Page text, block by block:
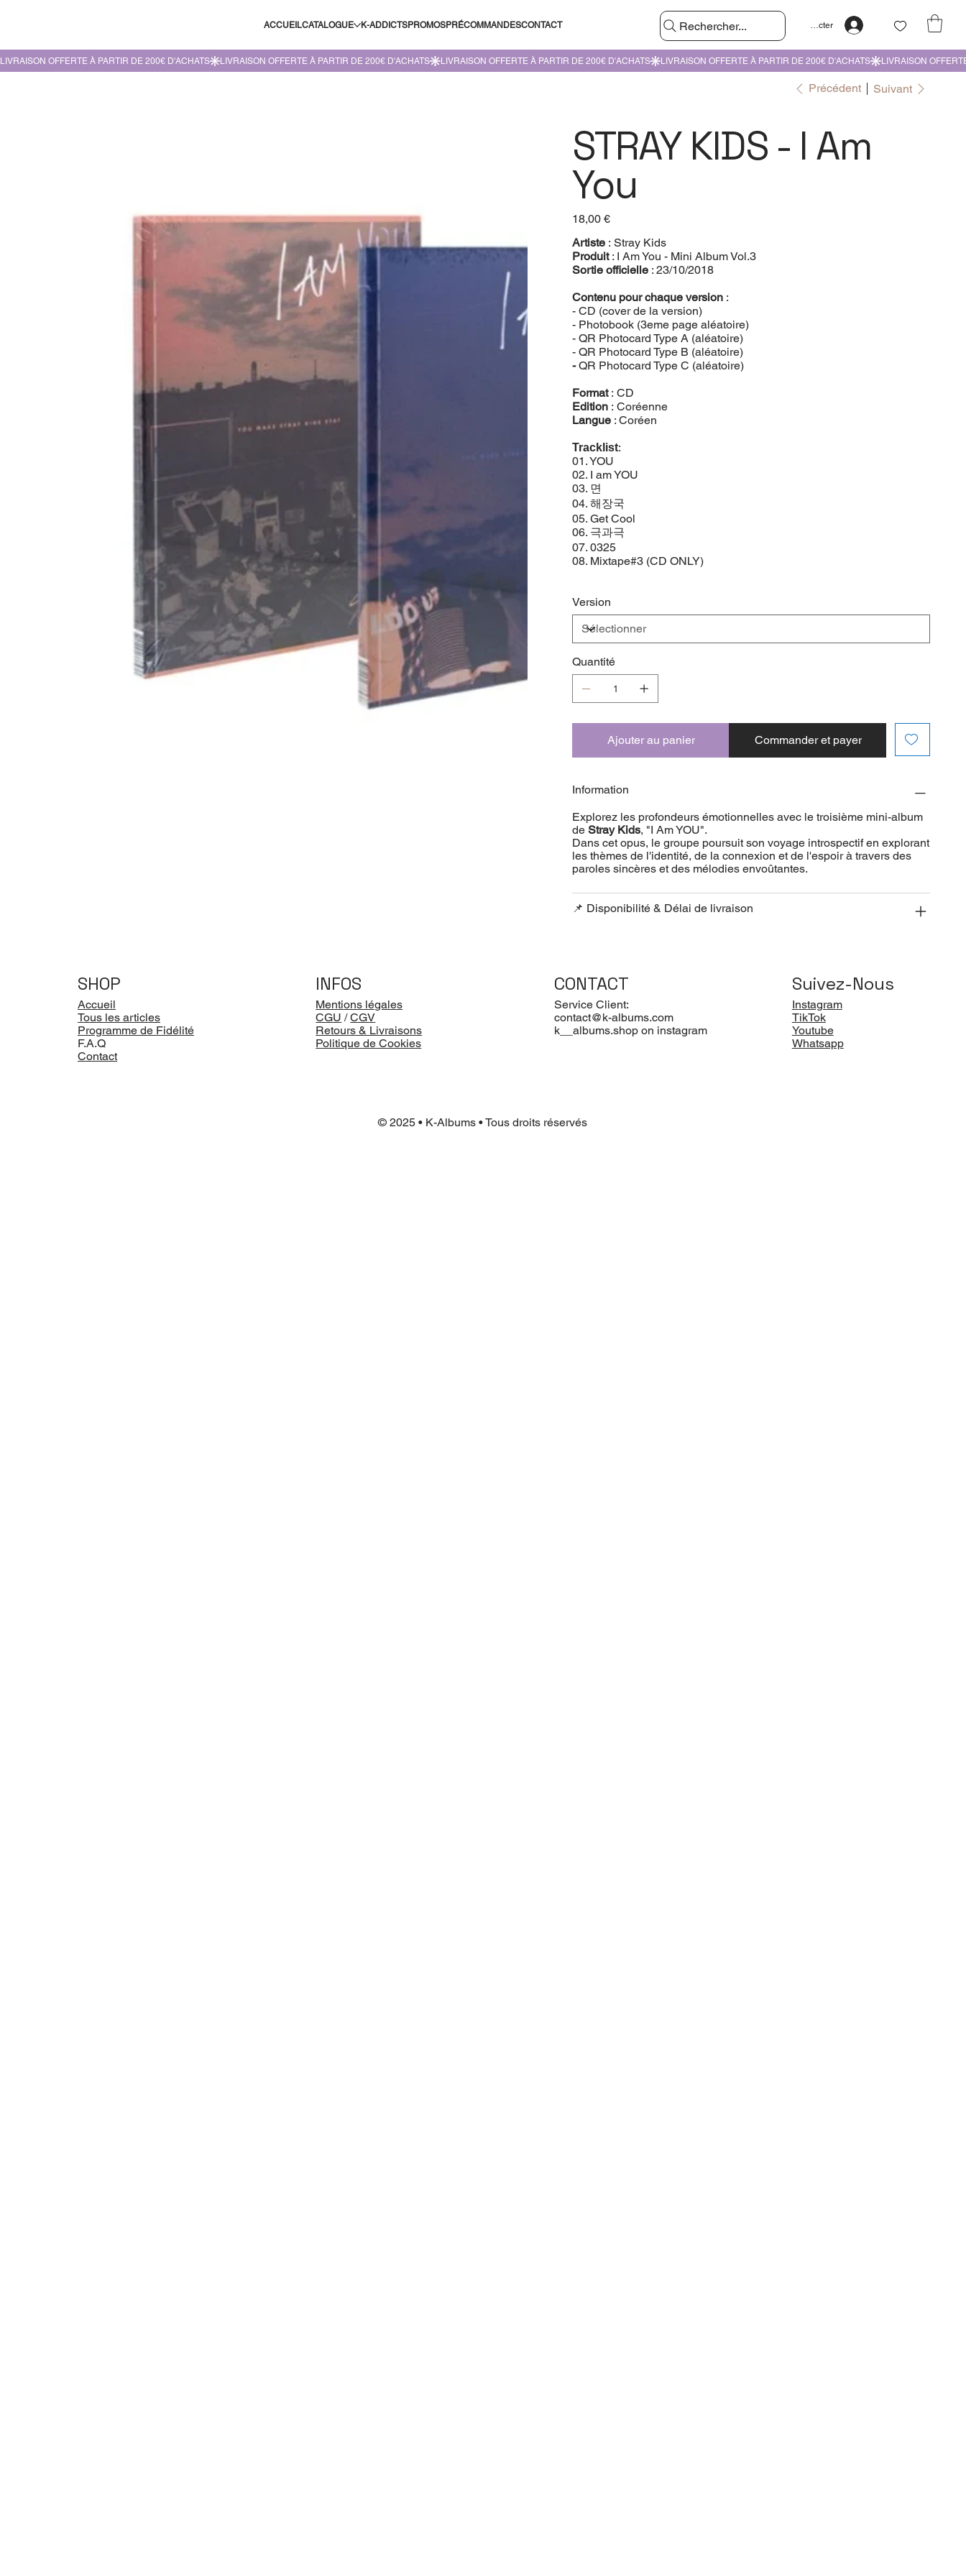
ACCUEILCATALOGUE K-ADDICTSPROMOSPRÉCOMMANDESCONTACT Rechercher... Se connecter
Précédent Suivant
STRAY KIDS - I Am
You
Prix
18,00 €
Artiste : Stray Kids
Produit: I Am You - Mini Album Vol.3
Sortie officielle : 23/10/2018
Contenu pour chaque version :
- CD (cover de la version)
- Photobook (3eme page aléatoire)
- QR Photocard Type A (aléatoire)
- QR Photocard Type B (aléatoire)
-QR Photocard Type C (aléatoire)
Format: CD
Edition : Coréenne
Langue : Coréen
Tracklist:
01. YOU
02. I am YOU
03. 면
04. 해장국
05. Get Cool
06. 극과극
07. 0325
08. Mixtape#3 (CD ONLY)
Version
Quantité
Ajouter au panier Commander et payer
Information
Explorez les profondeurs émotionnelles avec le troisième mini-album
deStray Kids, "I Am YOU".
Dans cet opus, le groupe poursuit son voyage introspectif en explorant
les thèmes de l'identité, de la connexion et de l'espoir à travers des
paroles sincères et des mélodies envoûtantes.
📌 Disponibilité & Délai de livraison
SHOP
Accueil
Tous les articles
Programme de Fidélité
F.A.Q
Contact
INFOS
Mentions légales
CGU /CGV
Retours & Livraisons
Politique de Cookies
CONTACT
Service Client:
contact@k-albums.com
k__albums.shop on instagram
Suivez-Nous
Instagram
TikTok
Youtube
Whatsapp
© 2025 • K-Albums • Tous droits réservés